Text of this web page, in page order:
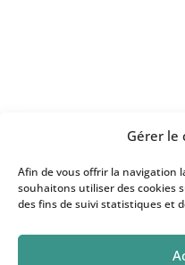
Gérer le
Afin de vous offrir la navigation
souhaitons utiliser des cookies
des fins de suivi statistiques et